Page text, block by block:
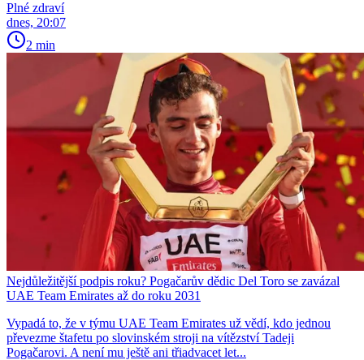
Plné zdraví
dnes, 20:07
2 min
Nejdůležitější podpis roku? Pogačarův dědic Del Toro se zavázal
UAE Team Emirates až do roku 2031
Vypadá to, že v týmu UAE Team Emirates už vědí, kdo jednou
převezme štafetu po slovinském stroji na vítězství Tadeji
Pogačarovi. A není mu ještě ani třiadvacet let...